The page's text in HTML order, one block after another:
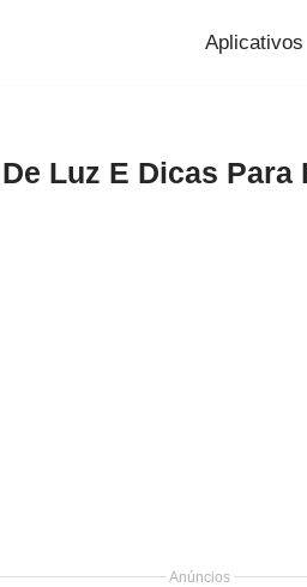
Aplicativos
Luz E Dicas Para
Anúncios